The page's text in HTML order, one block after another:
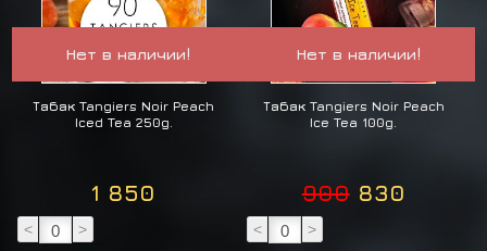
Нет в наличии!
Табак Tangiers Noir Peach
Iced Tea 250g.
1 850
< >
Нет в наличии!
Табак Tangiers Noir Peach
Ice Tea 100g.
900 830
< >